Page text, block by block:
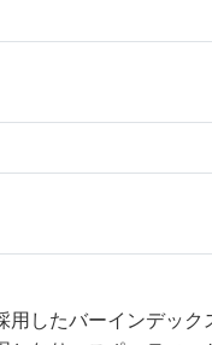
したバーインデック